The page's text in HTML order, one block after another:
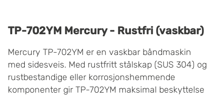
TP-702YM Mercury - Rustfri (vaskbar)
Mercury TP-702YM er en vaskbar båndmaskin
med sidesveis. Med rustfritt stålskap (SUS 304) og
rustbestandige eller korrosjonshemmende
komponenter gir TP-702YM maksimal beskyttelse